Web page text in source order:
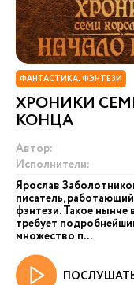
ФАНТАСТИКА. ФЭНТЕЗИ
ХРОНИКИ
КОНЦА
Автор:
Исполнители:
Ярослав
писатель,
фэнтези. Такое нынче
требует
множество п...